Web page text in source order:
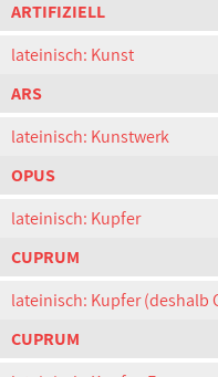
ARTIFIZIELL
lateinisch: Kunst
ARS
lateinisch: Kunstwerk
OPUS
lateinisch: Kupfer
CUPRUM
lateinisch: Kupfer (deshalb
CUPRUM